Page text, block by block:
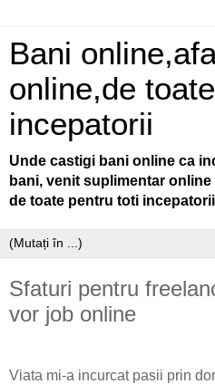
Bani
online,de
incepatorii
Unde castigi bani online ca
bani, venit suplimentar
de toate pentru toti
Sfaturi pentru
vor job online
Viata mi-a incurcat pasii prin